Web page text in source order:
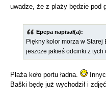
uwadze, że z plaży będzie pod
Epepa napisał(a):
Piękny kolor morza w
jeszcze jakieś odcinki z tych
Plaża koło portu ładna.
Baški będę już wychodził i